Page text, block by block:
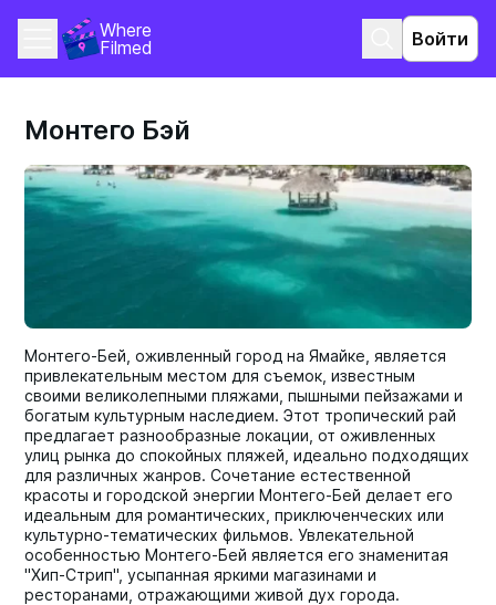
Where
Filmed
Войти
Монтего Бэй
Монтего-Бей, оживленный город на Ямайке, является
привлекательным местом для съемок, известным
своими великолепными пляжами, пышными пейзажами и
богатым культурным наследием. Этот тропический рай
предлагает разнообразные локации, от оживленных
улиц рынка до спокойных пляжей, идеально подходящих
для различных жанров. Сочетание естественной
красоты и городской энергии Монтего-Бей делает его
идеальным для романтических, приключенческих или
культурно-тематических фильмов. Увлекательной
особенностью Монтего-Бей является его знаменитая
"Хип-Стрип", усыпанная яркими магазинами и
ресторанами, отражающими живой дух города.